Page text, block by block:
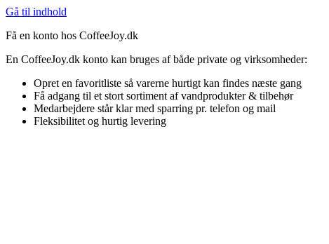
Gå til indhold
Få en konto hos CoffeeJoy.dk
En CoffeeJoy.dk konto kan bruges af både private og virksomheder:
Opret en favoritliste så varerne hurtigt kan findes næste gang
Få adgang til et stort sortiment af vandprodukter & tilbehør
Medarbejdere står klar med sparring pr. telefon og mail
Fleksibilitet og hurtig levering